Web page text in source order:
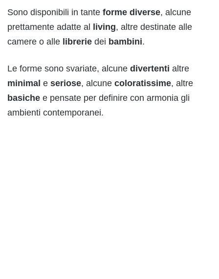
Sono disponibili in tante forme diverse, alcune
prettamente adatte al
living, altre destinate alle
camere o alle librerie dei bambini.
Le forme sono svariate, alcune divertenti altre
minimal e seriose, alcune coloratissime, altre
basiche e pensate per definire con armonia gli
ambienti contemporanei.